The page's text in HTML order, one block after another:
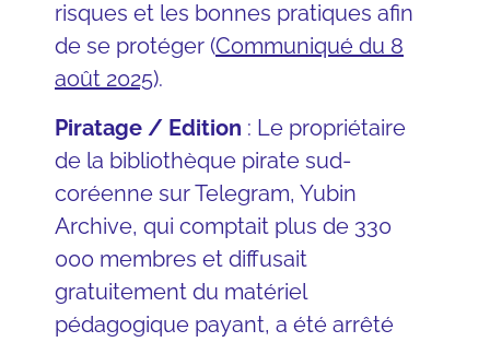
risques et les bonnes pratiques afin
de se protéger (Communiqué du 8
août 2025).
Piratage / Edition : Le propriétaire
de la bibliothèque pirate sud-
coréenne sur Telegram, Yubin
Archive, qui comptait plus de 330
000 membres et diffusait
gratuitement du matériel
pédagogique payant, a été arrêté